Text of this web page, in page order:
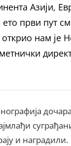
Азији,
први пут
нам је
и наградили.